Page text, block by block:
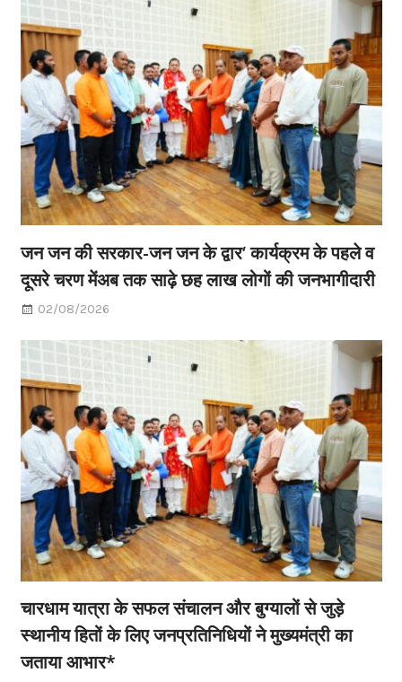
जन जन की सरकार-जन जन के द्वार’ कार्यक्रम के पहले व
दूसरे चरण मेंअब तक साढ़े छह लाख लोगों की जनभागीदारी
02/08/2026
चारधाम यात्रा के सफल संचालन और बुग्यालों से जुड़े
स्थानीय हितों के लिए जनप्रतिनिधियों ने मुख्यमंत्री का
जताया आभार*